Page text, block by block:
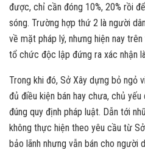
được, chỉ cần đóng 10%, 20% rồi
sóng. Trường hợp thứ 2 là người
về mặt pháp lý, nhưng hiện nay
tổ chức độc lập đứng ra xác nhận
Trong khi đó, Sở Xây dựng bỏ ngỏ
đủ điều kiện bán hay chưa, chủ
đúng quy định pháp luật. Dẫn tới
không thực hiện theo yêu cầu từ
bảo lãnh nhưng vẫn bán cho người